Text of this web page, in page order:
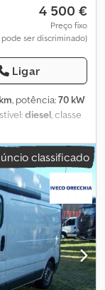
4 500 €
Preço fixo
pode ser discriminado)
Ligar
, potência:70 kW
diesel, classe
Km: 288.000
sinais de uso
Destinado a
classificado